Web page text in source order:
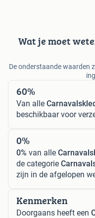
Wat je moet
De onderstaande waarden
60%
Van alle
beschikbaar voor
0%
0% van alle
de categorie
zijn in de afgelopen
Kenmerken
Doorgaans heeft een